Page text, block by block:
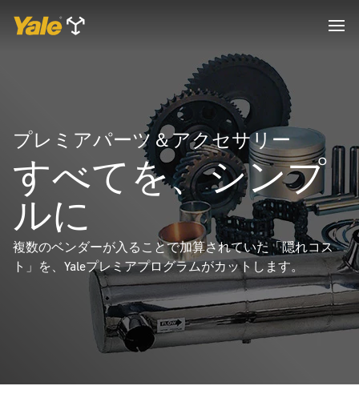
プレミアパーツ＆アクセサリー
すべてを、シンプ
ルに
複数のベンダーが入ることで加算されていた「隠れコス
ト」を、Yaleプレミアプログラムがカットします。